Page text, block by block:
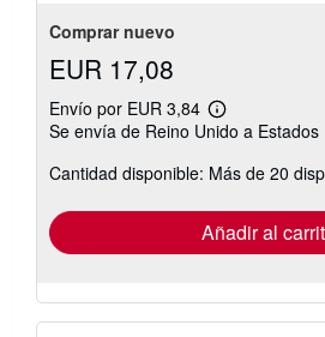
Comprar nuevo
EUR 17,08
Envío por EUR 3,84
Más
información
las
envío
Se envía de Reino Unido a
Cantidad disponible: Más de 20
Añadir al